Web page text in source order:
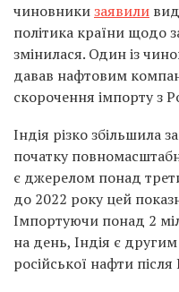
чиновникизаявили
політика країни щодо
змінилася. Один із
давав нафтовим
скорочення імпорту з
Індія різко збільшила
початку
є джерелом понад
до 2022 року цей
Імпортуючи понад 2
на день, Індія є
російської нафти